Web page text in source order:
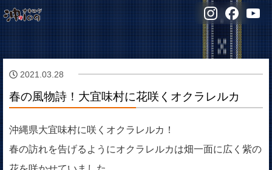
2021.03.28
春の風物詩！大宜味村に花咲くオクラレルカ
沖縄県大宜味村に咲くオクラレルカ！
春の訪れを告げるようにオクラレルカは畑一面に広く紫の